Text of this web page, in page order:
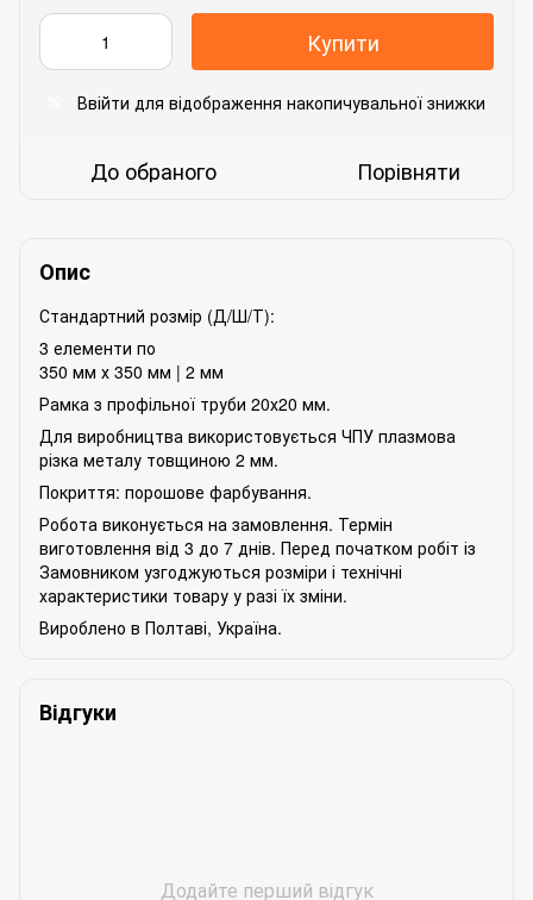
Купити
Ввійти для відображення накопичувальної знижки
До обраного Порівняти
Опис
Стандартний розмір (Д/Ш/Т):
3 елементи по
350 мм х 350 мм | 2 мм
Рамка з профільної труби 20х20 мм.
Для виробництва використовується ЧПУ плазмова
різка металу товщиною 2 мм.
Покриття: порошове фарбування.
Робота виконується на замовлення. Термін
виготовлення від 3 до 7 днів. Перед початком робіт із
Замовником узгоджуються розміри і технічні
характеристики товару у разі їх зміни.
Вироблено в Полтаві, Україна.
Відгуки
Додайте перший відгук